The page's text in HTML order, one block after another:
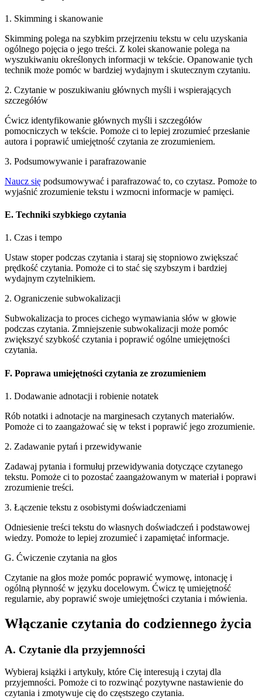
1. Skimming i skanowanie
Skimming polega na szybkim przejrzeniu tekstu w celu uzyskania
ogólnego pojęcia o jego treści. Z kolei skanowanie polega na
wyszukiwaniu określonych informacji w tekście. Opanowanie tych
technik może pomóc w bardziej wydajnym i skutecznym czytaniu.
2. Czytanie w poszukiwaniu głównych myśli i wspierających
szczegółów
Ćwicz identyfikowanie głównych myśli i szczegółów
pomocniczych w tekście. Pomoże ci to lepiej zrozumieć przesłanie
autora i poprawić umiejętność czytania ze zrozumieniem.
3. Podsumowywanie i parafrazowanie
Naucz się podsumowywać i parafrazować to, co czytasz. Pomoże to
wyjaśnić zrozumienie tekstu i wzmocni informacje w pamięci.
E. Techniki szybkiego czytania
1. Czas i tempo
Ustaw stoper podczas czytania i staraj się stopniowo zwiększać
prędkość czytania. Pomoże ci to stać się szybszym i bardziej
wydajnym czytelnikiem.
2. Ograniczenie subwokalizacji
Subwokalizacja to proces cichego wymawiania słów w głowie
podczas czytania. Zmniejszenie subwokalizacji może pomóc
zwiększyć szybkość czytania i poprawić ogólne umiejętności
czytania.
F. Poprawa umiejętności czytania ze zrozumieniem
1. Dodawanie adnotacji i robienie notatek
Rób notatki i adnotacje na marginesach czytanych materiałów.
Pomoże ci to zaangażować się w tekst i poprawić jego zrozumienie.
2. Zadawanie pytań i przewidywanie
Zadawaj pytania i formułuj przewidywania dotyczące czytanego
tekstu. Pomoże ci to pozostać zaangażowanym w materiał i poprawi
zrozumienie treści.
3. Łączenie tekstu z osobistymi doświadczeniami
Odniesienie treści tekstu do własnych doświadczeń i podstawowej
wiedzy. Pomoże to lepiej zrozumieć i zapamiętać informacje.
G. Ćwiczenie czytania na głos
Czytanie na głos może pomóc poprawić wymowę, intonację i
ogólną płynność w języku docelowym. Ćwicz tę umiejętność
regularnie, aby poprawić swoje umiejętności czytania i mówienia.
Włączanie czytania do codziennego życia
A. Czytanie dla przyjemności
Wybieraj książki i artykuły, które Cię interesują i czytaj dla
przyjemności. Pomoże ci to rozwinąć pozytywne nastawienie do
czytania i zmotywuje cię do częstszego czytania.